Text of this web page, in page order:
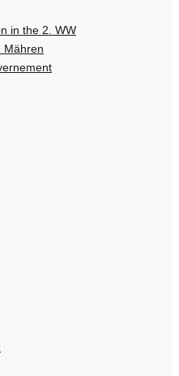
in the 2. WW
Mähren